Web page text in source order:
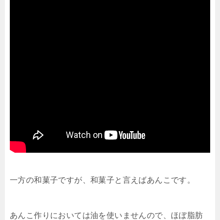
一方の和菓子ですが、和菓子と言えばあんこです。
あんこ作りにおいては油を使いませんので、ほぼ脂肪